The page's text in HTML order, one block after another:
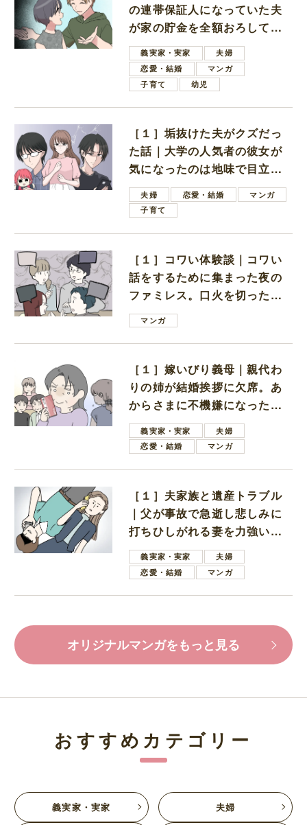
の連帯保証人になっていた夫
が家の貯金を全額おろしてほ
しいと言ってきた
義実家・実家
夫婦
恋愛・結婚
マンガ
子育て
幼児
［１］垢抜けた夫がクズだっ
た話｜大学の人気者の彼女が
気になったのは地味で目立た
ない男子学生
夫婦 恋愛・結婚
マンガ
子育て
［１］コワい体験談｜コワい
話をするために集まった夜の
ファミレス。口火を切ったの
は電車好きの男の子ママ
マンガ
［１］嫁いびり義母｜親代わ
りの姉が結婚挨拶に欠席。あ
からさまに不機嫌になった義
母義実家・実家
夫婦
恋愛・結婚
マンガ
［１］夫家族と遺産トラブル
｜父が事故で急逝し悲しみに
打ちひしがれる妻を力強い言
葉で励ます夫
義実家・実家
夫婦
恋愛・結婚
マンガ
オリジナルマンガをもっと見る
おすすめカテゴリー
義実家・実家 夫婦